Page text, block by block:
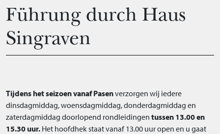
Führung durch Haus
Singraven
Tijdens het seizoenvanaf Pasenverzorgen wij iedere
dinsdagmiddag, woensdagmiddag, donderdagmiddag en
zaterdagmiddag doorlopend rondleidingen tussen 13.00 en
15.30 uur. Het hoofdhek staat vanaf 13.00 uur open en u gaat